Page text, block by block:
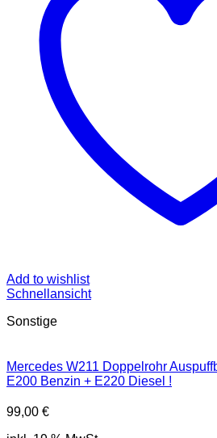
Add to wishlist
Schnellansicht
Sonstige
Mercedes W211 Doppelrohr
E200 Benzin + E220 Diesel !
99,00 €